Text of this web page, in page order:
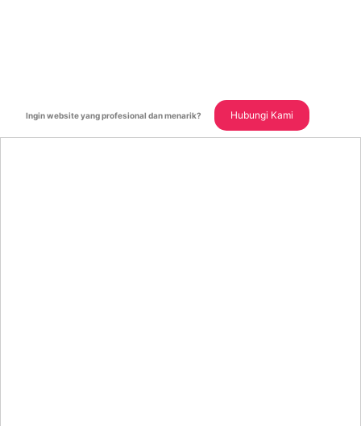
Ingin website yang profesional dan menarik? Hubungi Kami